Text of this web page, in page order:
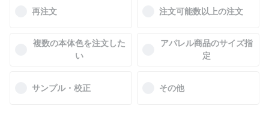
再注文 注文可能数以上の注文
複数の本体色を注文した
い
アパレル商品のサイズ指
定
サンプル・校正 その他